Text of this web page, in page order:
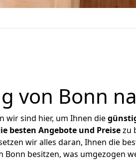
von Bonn
wir sind hier, um Ihnen die
besten Angebote und Preisezu
wir alles daran, Ihnen die
besitzen, was umgezogen